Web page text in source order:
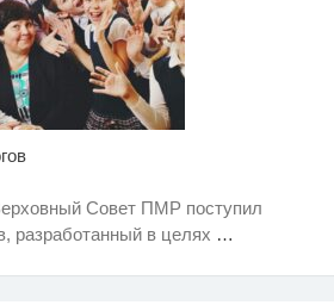
Совет ПМР поступил
разработанный в целях …
отожгла! Видео
пару секунд, но
шоке от увиденного